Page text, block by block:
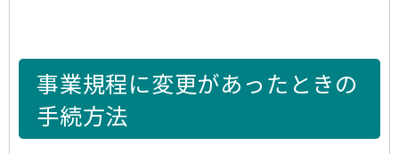
事業規程に変更があったときの
手続方法